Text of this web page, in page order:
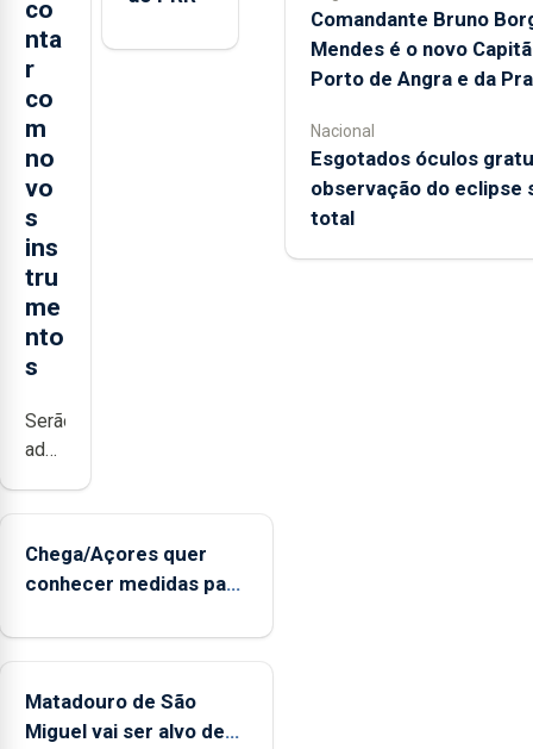
co
nta
r
co
m
no
vo
s
ins
tru
me
nto
s
Serão
adquiridos
instrumentos
uma
harpa,
permitindo
reforçar
Chega/Açores quer
conhecer medidas para
pública regional
Matadouro de São
Miguel vai ser alvo de
Comandante Bruno
Mendes é o novo
Porto de Angra e da
Nacional
Esgotados óculos
observação do eclipse
total